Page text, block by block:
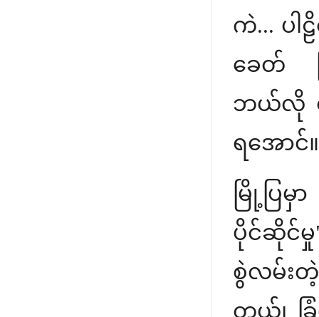
ကဲ... ပါ
ခေတ် မ
ဘယ်လို
ရအောင်။
မြို့ပြမှ
ပိုင်ဆိုင်
စွဲလမ်းတဲ့
တယ်၊ ခ